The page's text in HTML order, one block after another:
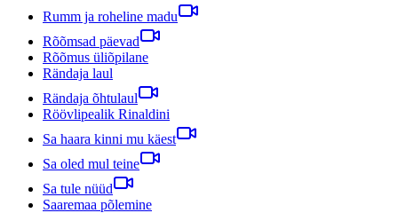
Rumm ja roheline madu
Rõõmsad päevad
Rõõmus üliõpilane
Rändaja laul
Rändaja õhtulaul
Röövlipealik Rinaldini
Sa haara kinni mu käest
Sa oled mul teine
Sa tule nüüd
Saaremaa põlemine